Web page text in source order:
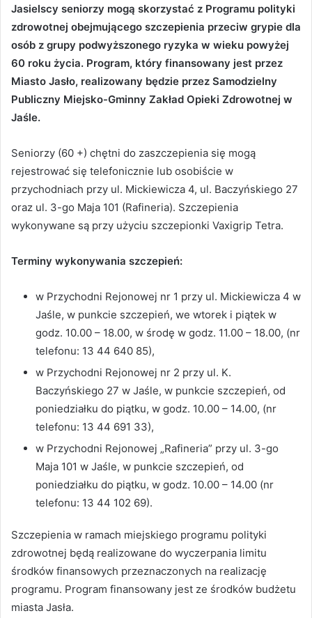
Jasielscy seniorzy mogą skorzystać z Programu polityki
zdrowotnej obejmującego szczepienia przeciw grypie dla
osób z grupy podwyższonego ryzyka w wieku powyżej
60 roku życia. Program, który finansowany jest przez
Miasto Jasło, realizowany będzie przez Samodzielny
Publiczny Miejsko-Gminny Zakład Opieki Zdrowotnej w
Jaśle.
Seniorzy (60 +) chętni do zaszczepienia się mogą
rejestrować się telefonicznie lub osobiście w
przychodniach przy ul. Mickiewicza 4, ul. Baczyńskiego 27
oraz ul. 3-go Maja 101 (Rafineria). Szczepienia
wykonywane są przy użyciu szczepionki Vaxigrip Tetra.
Terminy wykonywania szczepień:
w Przychodni Rejonowej nr 1 przy ul. Mickiewicza 4 w
Jaśle, w punkcie szczepień, we wtorek i piątek w
godz. 10.00 – 18.00, w środę w godz. 11.00 – 18.00, (nr
telefonu: 13 44 640 85),
w Przychodni Rejonowej nr 2 przy ul. K.
Baczyńskiego 27 w Jaśle, w punkcie szczepień, od
poniedziałku do piątku, w godz. 10.00 – 14.00, (nr
telefonu: 13 44 691 33),
w Przychodni Rejonowej „Rafineria” przy ul. 3-go
Maja 101 w Jaśle, w punkcie szczepień, od
poniedziałku do piątku, w godz. 10.00 – 14.00 (nr
telefonu: 13 44 102 69).
Szczepienia w ramach miejskiego programu polityki
zdrowotnej będą realizowane do wyczerpania limitu
środków finansowych przeznaczonych na realizację
programu. Program finansowany jest ze środków budżetu
miasta Jasła.